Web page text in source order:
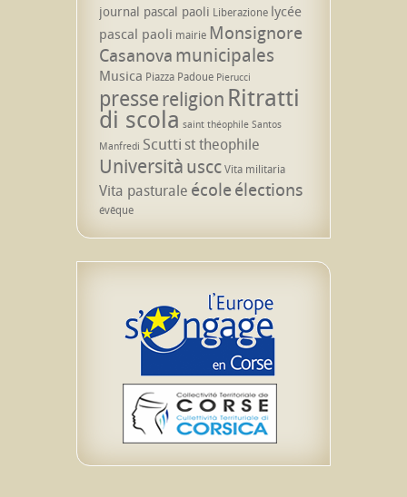
journal pascal paoli Liberazione lycée
pascal paoli mairie Monsignore
Casanova municipales
Musica Piazza Padoue Pierucci
pressereligion Ritratti
di scola saint théophile Santos
Manfredi Scuttist theophile
UniversitàusccVita militaria
Vita pasturale écoleélections
évêque